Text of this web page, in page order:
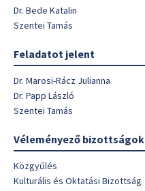
Dr. Bede Katalin
Szentei Tamás
Feladatot jelent
Dr. Marosi-Rácz Julianna
Dr. Papp László
Szentei Tamás
Véleményező bizottságok
Közgyűlés
Kulturális és Oktatási Bizottság